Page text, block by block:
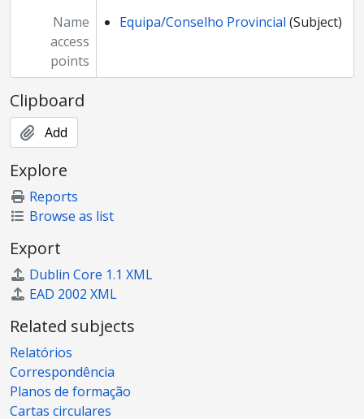
Name
access
points
Equipa/Conselho Provincial (Subject)
Clipboard
Add
Explore
Reports
Browse as list
Export
Dublin Core 1.1 XML
EAD 2002 XML
Related subjects
Relatórios
Correspondência
Planos de formação
Cartas circulares